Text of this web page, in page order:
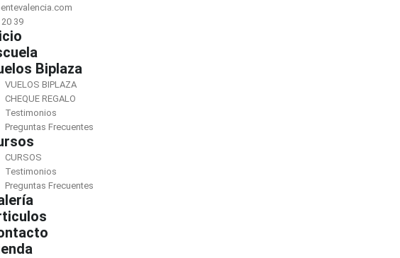
39
Biplaza
VUELOS BIPLAZA
CHEQUE REGALO
Testimonios
Preguntas Frecuentes
CURSOS
Testimonios
Preguntas Frecuentes